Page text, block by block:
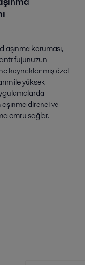
aşınma koruması,
kaynaklanmış özel
ile yüksek
direnci ve
ömrü sağlar.